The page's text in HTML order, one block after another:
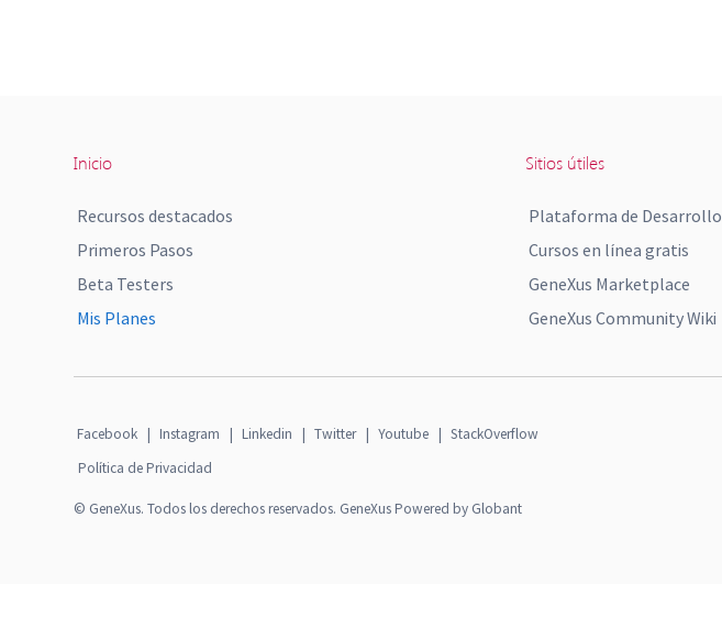
Inicio
Recursos destacados
Primeros Pasos
Beta Testers
Mis Planes
Sitios útiles
Plataforma de Desarrollo
Cursos en línea gratis
GeneXus Marketplace
GeneXus Community Wiki
Facebook | Instagram | Linkedin | Twitter | Youtube | StackOverflow
Política de Privacidad
© GeneXus. Todos los derechos reservados. GeneXus Powered by Globant